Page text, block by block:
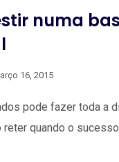
numa
16, 2015
pode fazer toda a
quando o